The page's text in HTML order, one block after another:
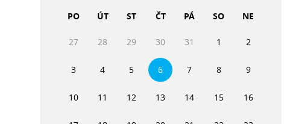
PO ÚT ST ČT PÁ SO NE
27 28 29 30 31 1 2
3 4 5 6 7 8 9
10 11 12 13 14 15 16